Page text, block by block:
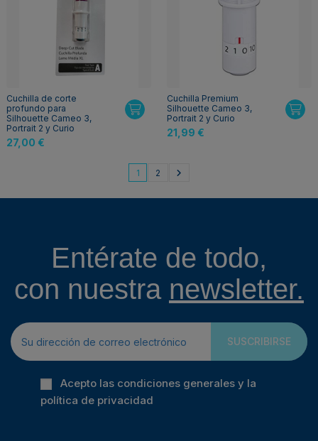
Cuchilla de corte
profundo para
Silhouette Cameo 3,
Portrait 2 y Curio
27,00 €
Cuchilla Premium
Silhouette Cameo 3,
Portrait 2 y Curio
21,99 €
1 2
Entérate de todo,
con nuestra newsletter.
SUSCRIBIRSE
Acepto las condiciones generales y la
política de privacidad